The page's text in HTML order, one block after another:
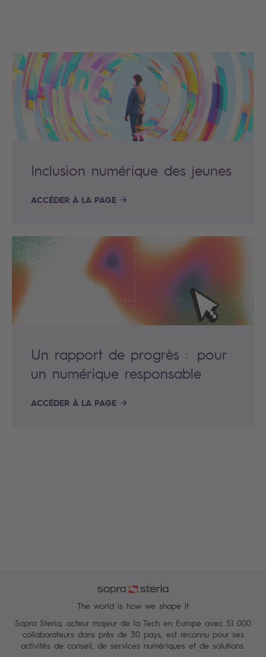
Inclusion numérique des jeunes
ACCÉDER À LA PAGE
Un rapport de progrès : pour
un numérique responsable
ACCÉDER À LA PAGE
The world is how we shape it
Sopra Steria, acteur majeur de la Tech en Europe avec 51 000
collaborateurs dans près de 30 pays, est reconnu pour ses
activités de conseil, de services numériques et de solutions.